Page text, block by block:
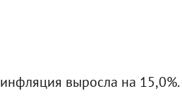
выросла на 15,0%.